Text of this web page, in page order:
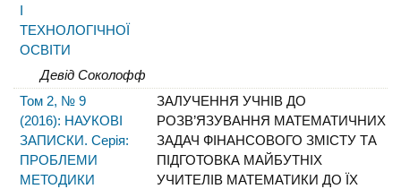
І
ТЕХНОЛОГІЧНОЇ
ОСВІТИ
Девід Соколофф
Том 2, № 9
(2016): НАУКОВІ
ЗАПИСКИ. Серія:
ПРОБЛЕМИ
МЕТОДИКИ
ЗАЛУЧЕННЯ УЧНІВ ДО
РОЗВ’ЯЗУВАННЯ МАТЕМАТИЧНИХ
ЗАДАЧ ФІНАНСОВОГО ЗМІСТУ ТА
ПІДГОТОВКА МАЙБУТНІХ
УЧИТЕЛІВ МАТЕМАТИКИ ДО ЇХ